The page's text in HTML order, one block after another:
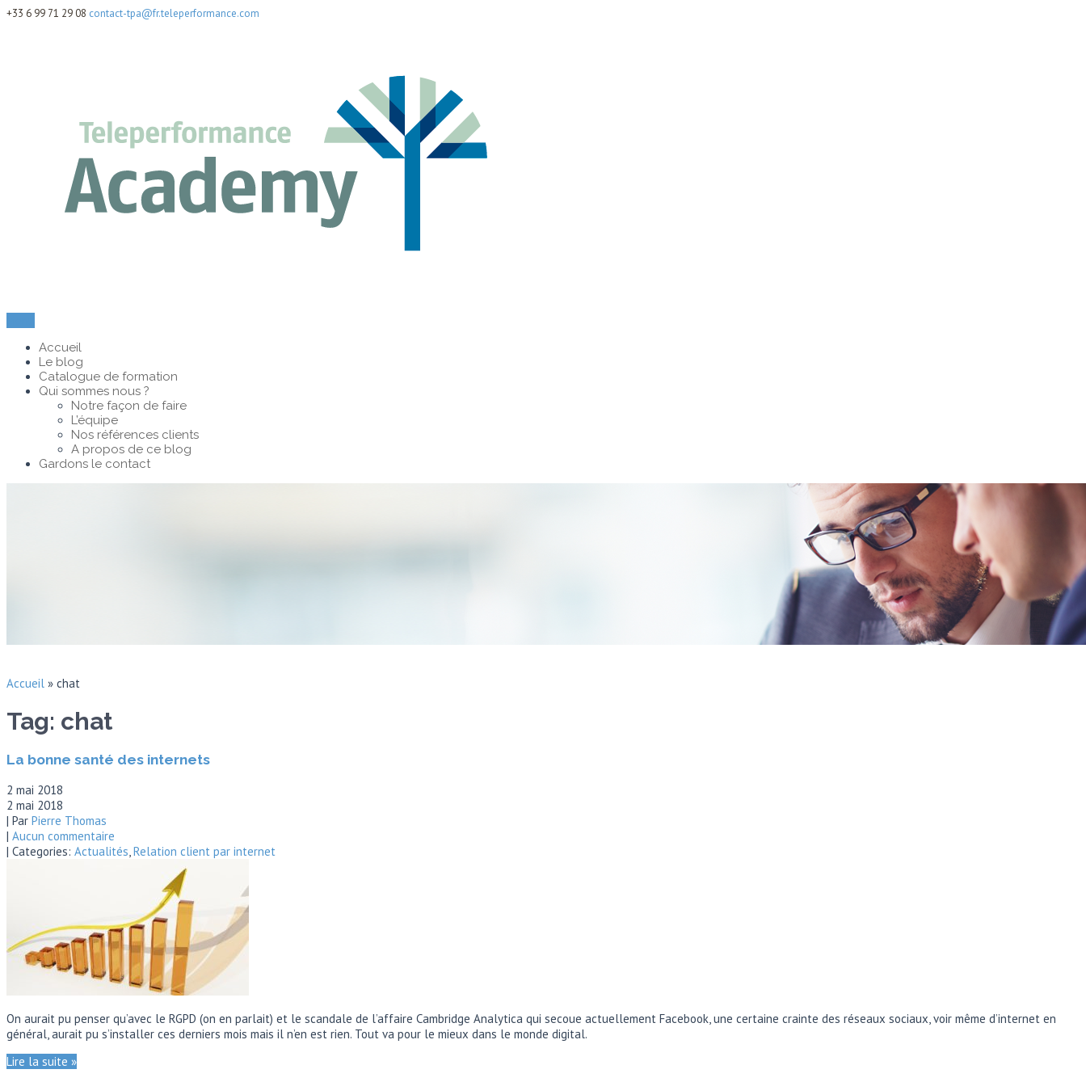
+33 6 99 71 29 08 contact-tpa@fr.teleperformance.com
Accueil
Le blog
Catalogue de formation
Qui sommes nous ?
Notre façon de faire
L’équipe
Nos références clients
A propos de ce blog
Gardons le contact
Accueil » chat
Tag: chat
La bonne santé des internets
2 mai 2018
2 mai 2018
| Par Pierre Thomas
| Aucun commentaire
| Categories: Actualités Relation client par internet
On aurait pu penser qu’avec le RGPD (on en parlait) et le scandale de l’affaire Cambridge Analytica qui secoue actuellement Facebook, une certaine crainte des réseaux sociaux, voir même d’internet en
général, aurait pu s’installer ces derniers mois mais il n’en est rien. Tout va pour le mieux dans le monde digital.
Lire la suite »